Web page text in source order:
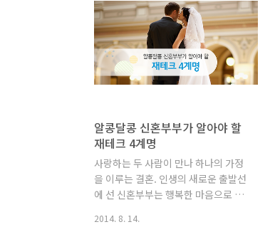
경우도 있습니다. 최근에는 위험 부담
이 큰 재테크 방법보다 안전하게 적금
을 선택하는 분들이 많습니다. 누구나
쉽게, 꾸준히 할 수 있는 적금은 외부
시장 환경에 크게 흔들리지 않아 재테
크 초보자도 안심할 수 있는데요. 오늘
행 적금 그동안 재테크 전문가들은 금
리가 낮다는 이유로 적금 보다 다른 투
자 방법을 권유했습니다. 각종 펀드나
주식은 높은 수익률을 기대할 수 있는
만큼 손실..
알콩달콩 신혼부부가 알아야 할
재테크 4계명
사랑하는 두 사람이 만나 하나의 가정
을 이루는 결혼. 인생의 새로운 출발선
에 선 신혼부부는 행복한 마음으로 함
2014. 8. 14.